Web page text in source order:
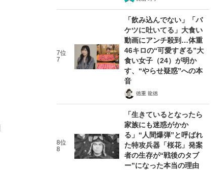
7位
7
「飲み込んでない」「バ
ケツに吐いてる」大食い
動画にアンチ殺到…体重
46キロの“可愛すぎる”大
食い女子（24）が明か
す、“やらせ疑惑”への本
音
徳重 龍徳
8位
8
「生きているとなったら
家族にも迷惑がかか
る」“人間爆弾”と呼ばれ
た特攻兵器「桜花」発案
者の生存が“戦後のタブ
ー”になった本当の理由